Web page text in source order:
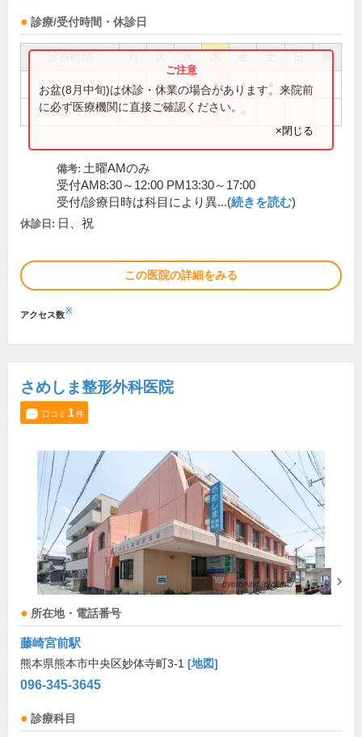
診療/受付時間・休診日
祝
9:00～12:30 ● ● ● ● ●
14:00～17:30 ● ● ● ●
お盆(8月中旬)は休診・休業の場合があります。来院前
に必ず医療機関に直接ご確認ください。
×閉じる
備考: 土曜AMのみ
受付AM8:30～12:00 PM13:30～17:00
受付/診療日時は科目により異...(続きを読む)
休診日: 日、祝
この医院の詳細をみる
アクセス数※
さめしま整形外科医院
口コミ 1件
所在地・電話番号
藤崎宮前駅
熊本県熊本市中央区妙体寺町3-1 [地図]
096-345-3645
診療科目